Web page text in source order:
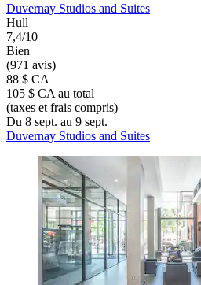
Duvernay Studios and Suites
Hull
7,4/10
Bien
(971 avis)
88 $ CA
105 $ CA au total
(taxes et frais compris)
Du 8 sept. au 9 sept.
Duvernay Studios and Suites